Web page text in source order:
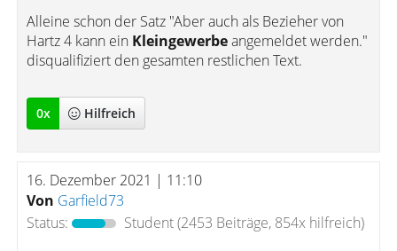
Alleine schon der Satz "Aber auch als Bezieher von
Hartz 4 kann ein Kleingewerbeangemeldet werden."
disqualifiziert den gesamten restlichen Text.
0x Hilfreich
16. Dezember 2021 | 11:10
Von Garfield73
Status:
Student(2453 Beiträge, 854x hilfreich)